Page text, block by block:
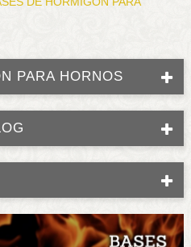
PARA HORNOS